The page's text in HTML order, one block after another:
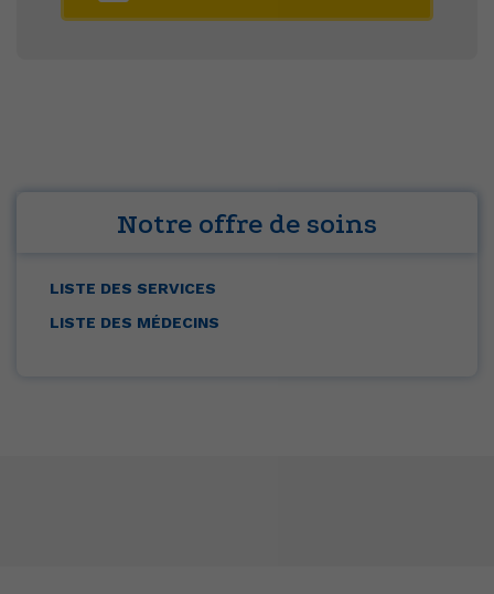
Notre offre de soins
LISTE DES SERVICES
LISTE DES MÉDECINS